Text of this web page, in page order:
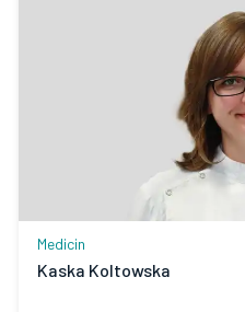
Medicin
Kaska Koltowska